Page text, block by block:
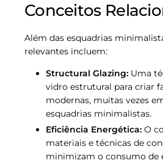
Conceitos
Além das esquadrias
relevantes incluem:
Structural Glazing: Uma
vidro estrutural para criar
modernas, muitas vezes
esquadrias minimalistas.
Eficiência Energética: O
materiais e técnicas de
minimizam o consumo de